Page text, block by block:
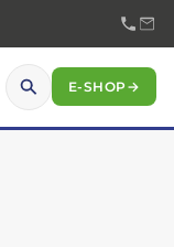
E-SHOP→